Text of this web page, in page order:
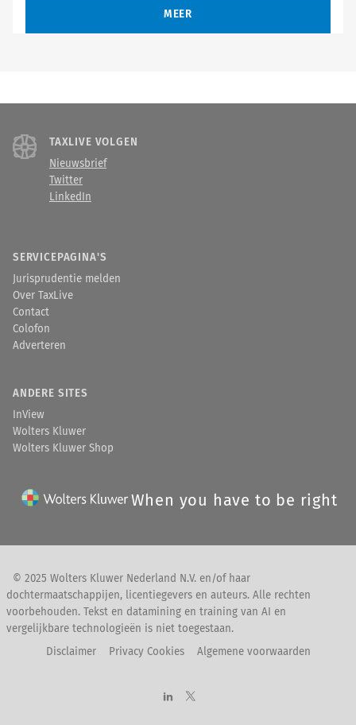
MEER
TAXLIVE VOLGEN
Nieuwsbrief
Twitter
LinkedIn
SERVICEPAGINA'S
Jurisprudentie melden
Over TaxLive
Contact
Colofon
Adverteren
ANDERE SITES
InView
Wolters Kluwer
Wolters Kluwer Shop
When you have to be right
© 2025 Wolters Kluwer Nederland N.V. en/of haar
dochtermaatschappijen, licentiegevers en auteurs. Alle rechten
voorbehouden. Tekst en datamining en training van AI en
vergelijkbare technologieën is niet toegestaan.
Disclaimer
Privacy Cookies Algemene voorwaarden